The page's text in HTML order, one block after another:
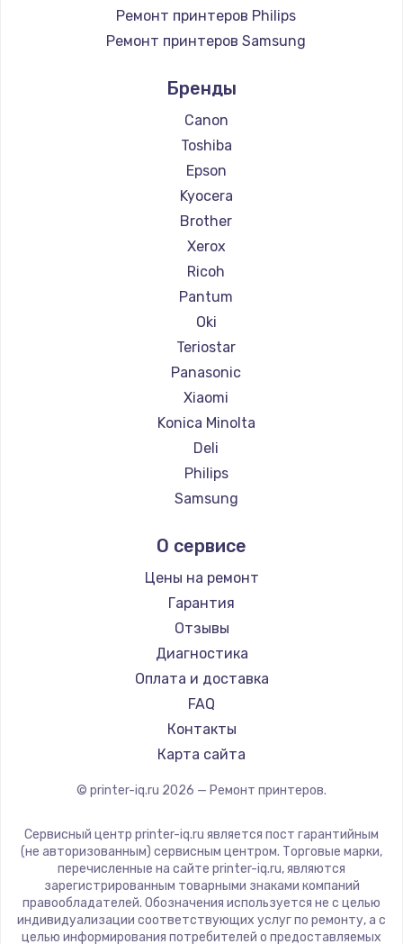
Ремонт принтеров Philips
Ремонт принтеров Samsung
Ремонт принтеров Lexmark
Ремонт принтеров Sharp
Ремонт принтеров TSC
Ремонт принтеров Fujitsu
Ремонт принтеров Godex
Бренды
Canon
Toshiba
Epson
Kyocera
Brother
Xerox
Ricoh
Pantum
Oki
Teriostar
Panasonic
Xiaomi
Konica Minolta
Deli
Philips
Samsung
Lexmark
Sharp
TSC
Fujitsu
Godex
О сервисе
Цены на ремонт
Гарантия
Отзывы
Диагностика
Оплата и доставка
FAQ
Контакты
Карта сайта
© printer-iq.ru 2026 — Ремонт принтеров.
Сервисный центр printer-iq.ru является пост гарантийным
(не авторизованным) сервисным центром. Торговые марки,
перечисленные на сайте printer-iq.ru, являются
зарегистрированным товарными знаками компаний
правообладателей. Обозначения используется не с целью
индивидуализации соответствующих услуг по ремонту, а с
целью информирования потребителей о предоставляемых